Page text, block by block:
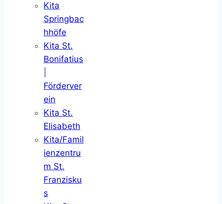
Kita
Springbac
hhöfe
Kita St.
Bonifatius
Förderver
ein
Kita St.
Elisabeth
Kita/Famil
ienzentru
m St.
Franzisku
s